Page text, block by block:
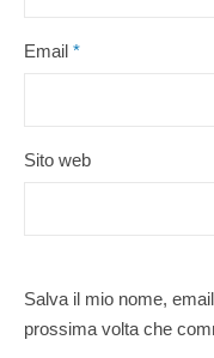
Email *
Sito web
Salva il mio nome,
prossima volta che